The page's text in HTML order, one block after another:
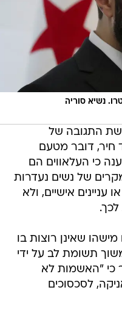
נשיא סוריה
התגובה של
חיר, דובר מטעם
כי העלאווים הם
של נשים נעדרות
עניינים אישיים, ולא
שאינן רוצות בו
תשומת לב על ידי
כי "האשמות לא
לסכסוכים